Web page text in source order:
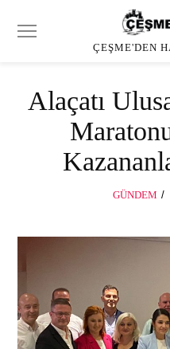
ÇEŞME'DEN
Alaçatı
GÜNDEM